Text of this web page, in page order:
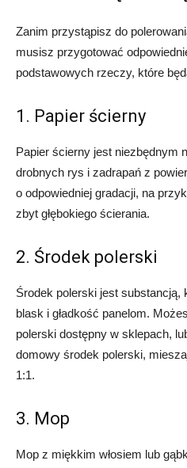
Zanim przystąpisz do
musisz przygotować
podstawowych rzeczy, które
1. Papier ścierny
Papier ścierny jest niezbędnym
drobnych rys i zadrapań z
o odpowiedniej gradacji, na
zbyt głębokiego ścierania.
2. Środek polerski
Środek polerski jest
blask i gładkość panelom.
polerski dostępny w sklepach,
domowy środek polerski,
1:1.
3. Mop
Mop z miękkim włosiem lub